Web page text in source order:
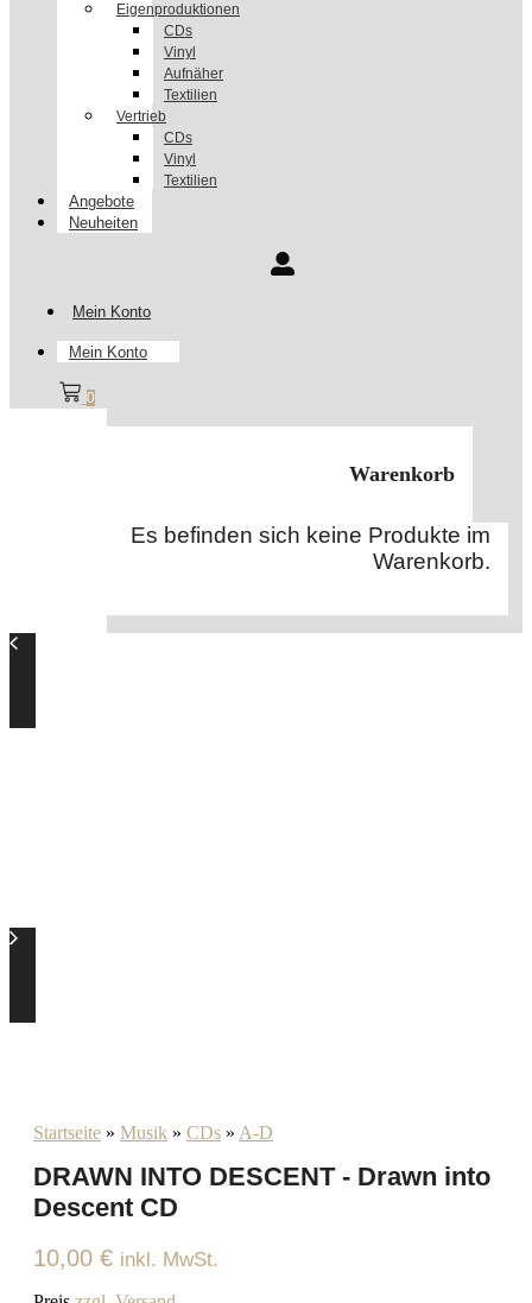
Eigenproduktionen
CDs
Vinyl
Aufnäher
Textilien
Vertrieb
CDs
Vinyl
Textilien
Angebote
Neuheiten
Mein Konto
Mein Konto
0
Warenkorb
Es befinden sich keine Produkte im
Warenkorb.
Startseite » Musik » CDs » A-D
DRAWN INTO DESCENT - Drawn into
Descent CD
10,00 € inkl. MwSt.